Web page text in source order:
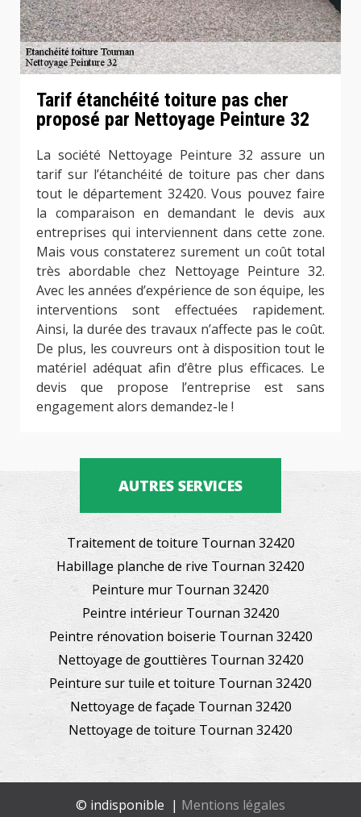
Tarif étanchéité toiture pas cher
proposé par Nettoyage Peinture 32
La société Nettoyage Peinture 32 assure un
tarif sur l’étanchéité de toiture pas cher dans
tout le département 32420. Vous pouvez faire
la comparaison en demandant le devis aux
entreprises qui interviennent dans cette zone.
Mais vous constaterez surement un coût total
très abordable chez Nettoyage Peinture 32.
Avec les années d’expérience de son équipe, les
interventions sont effectuées rapidement.
Ainsi, la durée des travaux n’affecte pas le coût.
De plus, les couvreurs ont à disposition tout le
matériel adéquat afin d’être plus efficaces. Le
devis que propose l’entreprise est sans
engagement alors demandez-le !
AUTRES SERVICES
Traitement de toiture Tournan 32420
Habillage planche de rive Tournan 32420
Peinture mur Tournan 32420
Peintre intérieur Tournan 32420
Peintre rénovation boiserie Tournan 32420
Nettoyage de gouttières Tournan 32420
Peinture sur tuile et toiture Tournan 32420
Nettoyage de façade Tournan 32420
Nettoyage de toiture Tournan 32420
© indisponible | Mentions légales